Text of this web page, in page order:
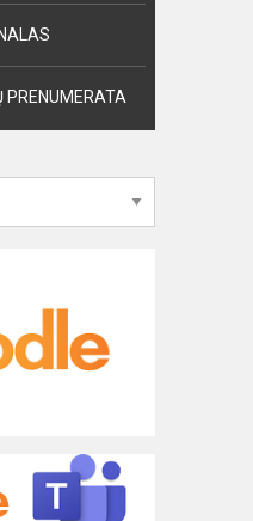
PRENUMERATA